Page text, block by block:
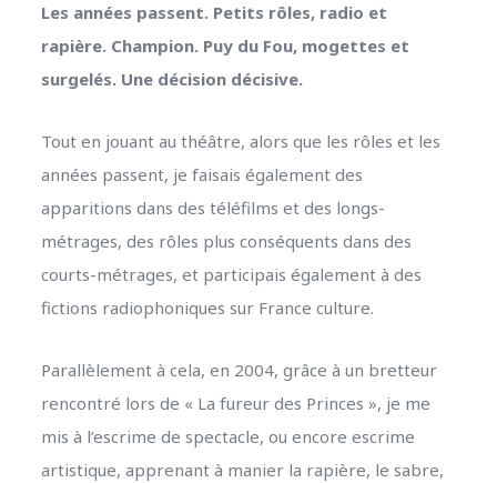
Les années passent. Petits rôles, radio et
rapière. Champion. Puy du Fou, mogettes et
surgelés. Une décision décisive.
Tout en jouant au théâtre, alors que les rôles et les
années passent, je faisais également des
apparitions dans des téléfilms et des longs-
métrages, des rôles plus conséquents dans des
courts-métrages, et participais également à des
fictions radiophoniques sur France culture.
Parallèlement à cela, en 2004, grâce à un bretteur
rencontré lors de « La fureur des Princes », je me
mis à l’escrime de spectacle, ou encore escrime
artistique, apprenant à manier la rapière, le sabre,